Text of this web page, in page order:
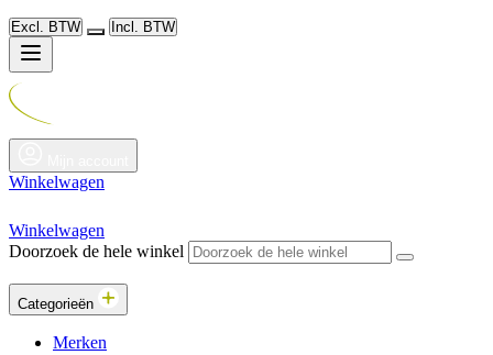
Excl. BTW Incl. BTW
Winkelwagen
Winkelwagen
Doorzoek de hele winkel
Categorieën
Merken